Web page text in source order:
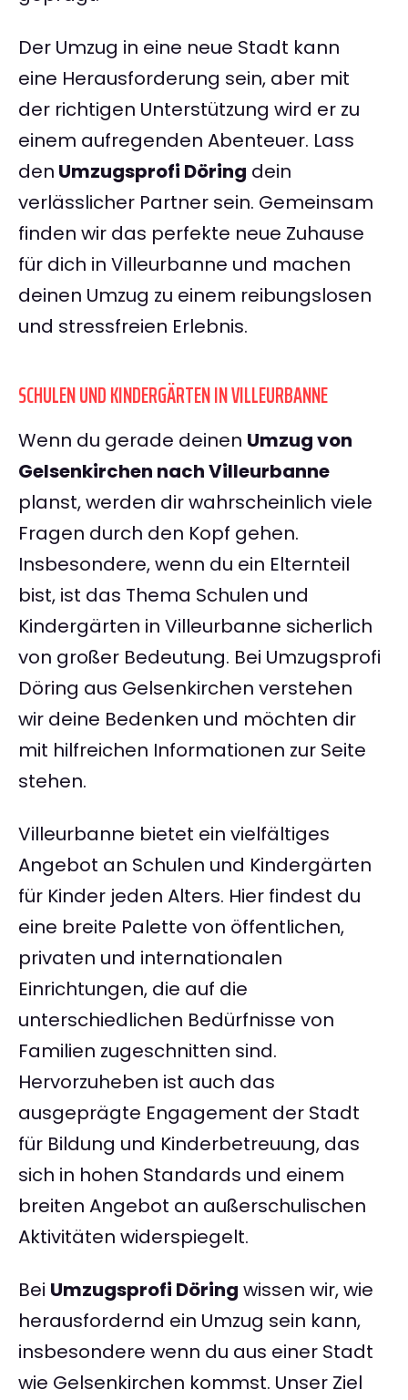
Der Umzug in eine neue Stadt kann
eine Herausforderung sein, aber mit
der richtigen Unterstützung wird er zu
einem aufregenden Abenteuer. Lass
den Umzugsprofi Döring dein
verlässlicher Partner sein. Gemeinsam
finden wir das perfekte neue Zuhause
für dich in Villeurbanne und machen
deinen Umzug zu einem reibungslosen
und stressfreien Erlebnis.
SCHULEN UND KINDERGÄRTEN IN VILLEURBANNE
Wenn du gerade deinen Umzug von
Gelsenkirchen nach Villeurbanne
planst, werden dir wahrscheinlich viele
Fragen durch den Kopf gehen.
Insbesondere, wenn du ein Elternteil
bist, ist das Thema Schulen und
Kindergärten in Villeurbanne sicherlich
von großer Bedeutung. Bei Umzugsprofi
Döring aus Gelsenkirchen verstehen
wir deine Bedenken und möchten dir
mit hilfreichen Informationen zur Seite
stehen.
Villeurbanne bietet ein vielfältiges
Angebot an Schulen und Kindergärten
für Kinder jeden Alters. Hier findest du
eine breite Palette von öffentlichen,
privaten und internationalen
Einrichtungen, die auf die
unterschiedlichen Bedürfnisse von
Familien zugeschnitten sind.
Hervorzuheben ist auch das
ausgeprägte Engagement der Stadt
für Bildung und Kinderbetreuung, das
sich in hohen Standards und einem
breiten Angebot an außerschulischen
Aktivitäten widerspiegelt.
Bei Umzugsprofi Döring wissen wir, wie
herausfordernd ein Umzug sein kann,
insbesondere wenn du aus einer Stadt
wie Gelsenkirchen kommst. Unser Ziel